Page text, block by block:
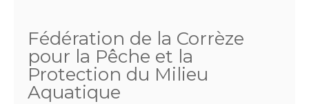
Fédération de la Corrèze
pour la Pêche et la
Protection du Milieu
Aquatique